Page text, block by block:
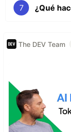
7
The DEV Team